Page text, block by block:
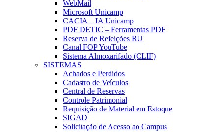
WebMail
Microsoft Unicamp
CACIA – IA Unicamp
PDF DETIC – Ferramentas PDF
Reserva de Refeições RU
Canal FOP YouTube
Sistema Almoxarifado (CLIF)
SISTEMAS
Achados e Perdidos
Cadastro de Veículos
Central de Reservas
Controle Patrimonial
Requisição de Material em Estoque
SIGAD
Solicitação de Acesso ao Campus